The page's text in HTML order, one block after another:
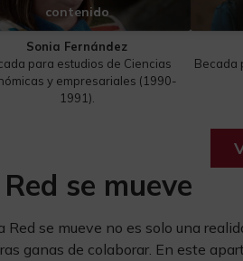
contenido
Sonia Fernández
para estudios de Ciencias
y empresariales (1990-
1991).
Becada
se mueve
Red se mueve no es solo una
ganas de colaborar. En este